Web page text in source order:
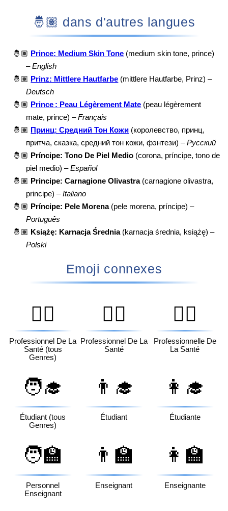
🤴🏽 dans d'autres langues
🤴🏽 Prince: Medium Skin Tone (medium skin tone, prince)
–English
🤴🏽 Prinz: Mittlere Hautfarbe (mittlere Hautfarbe, Prinz) –
Deutsch
🤴🏽 Prince : Peau Légèrement Mate (peau légèrement
mate, prince) –Français
🤴🏽 Принц: Средний Тон Кожи (королевство, принц,
притча, сказка, средний тон кожи, фэнтези) –Русский
🤴🏽 Príncipe: Tono De Piel Medio (corona, príncipe, tono de
piel medio) –Español
🤴🏽 Principe: Carnagione Olivastra(carnagione olivastra,
principe) –Italiano
🤴🏽 Príncipe: Pele Morena(pele morena, príncipe) –
Português
🤴🏽 Książę: Karnacja Średnia(karnacja średnia, książę) –
Polski
Emoji connexes
🧑‍⚕️
Professionnel De La
Santé (tous
Genres)
👨‍⚕️
Professionnel De La
Santé
👩‍⚕️
Professionnelle De
La Santé
🧑‍🎓
Étudiant (tous
Genres)
👨‍🎓
Étudiant
👩‍🎓
Étudiante
🧑‍🏫
Personnel
Enseignant
👨‍🏫
Enseignant
👩‍🏫
Enseignante